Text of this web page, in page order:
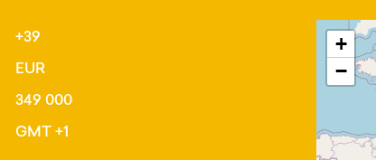
+39
EUR
349 000
GMT +1
+
−